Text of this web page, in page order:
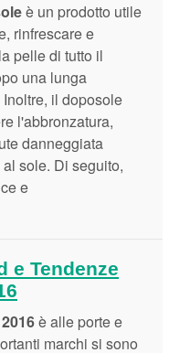
è un prodotto utile
rinfrescare e
pelle di tutto il
una lunga
il doposole
l'abbronzatura,
danneggiata
sole. Di seguito,
e
e Tendenze
è alle porte e
marchi si sono